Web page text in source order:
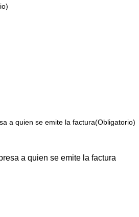
a quien se emite la factura(Obligatorio)
a quien se emite la factura